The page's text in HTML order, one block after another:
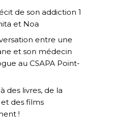
de son addiction 1
et Noa
entre une
et son médecin
au CSAPA Point-
des livres, de la
des films
!